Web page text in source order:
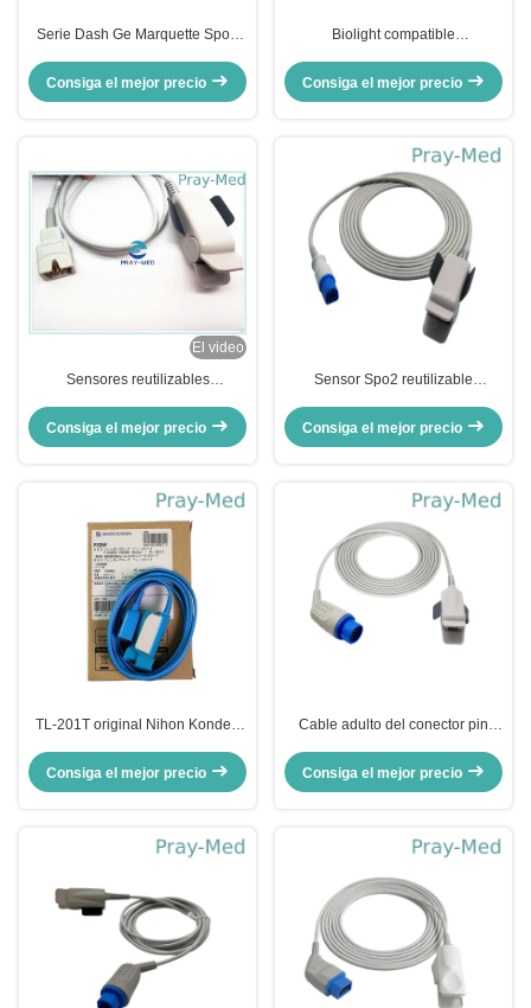
Serie Dash Ge Marquette Spo2
de pin 3m / 10 pies
Consiga el mejor precio
Biolight compatible
reutilizables adultos spo2 de
Consiga el mejor precio
El video
Sensores reutilizables
Oximeter Sensor del MEK
Consiga el mejor precio
Sensor Spo2 reutilizable
M1196A USA TE
Consiga el mejor precio
TL-201T original Nihon Konden
adultos SpO2 Sensor TPU azul
Consiga el mejor precio
Cable adulto del conector pin
Spo2 de Kontron 7138
Consiga el mejor precio